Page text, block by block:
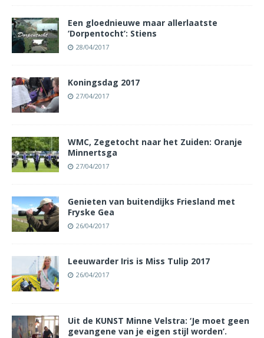
Een gloednieuwe maar allerlaatste
‘Dorpentocht’: Stiens
28/04/2017
Koningsdag 2017
27/04/2017
WMC, Zegetocht naar het Zuiden: Oranje
Minnertsga
27/04/2017
Genieten van buitendijks Friesland met
Fryske Gea
26/04/2017
Leeuwarder Iris is Miss Tulip 2017
26/04/2017
Uit de KUNST Minne Velstra: ‘Je moet geen
gevangene van je eigen stijl worden’.